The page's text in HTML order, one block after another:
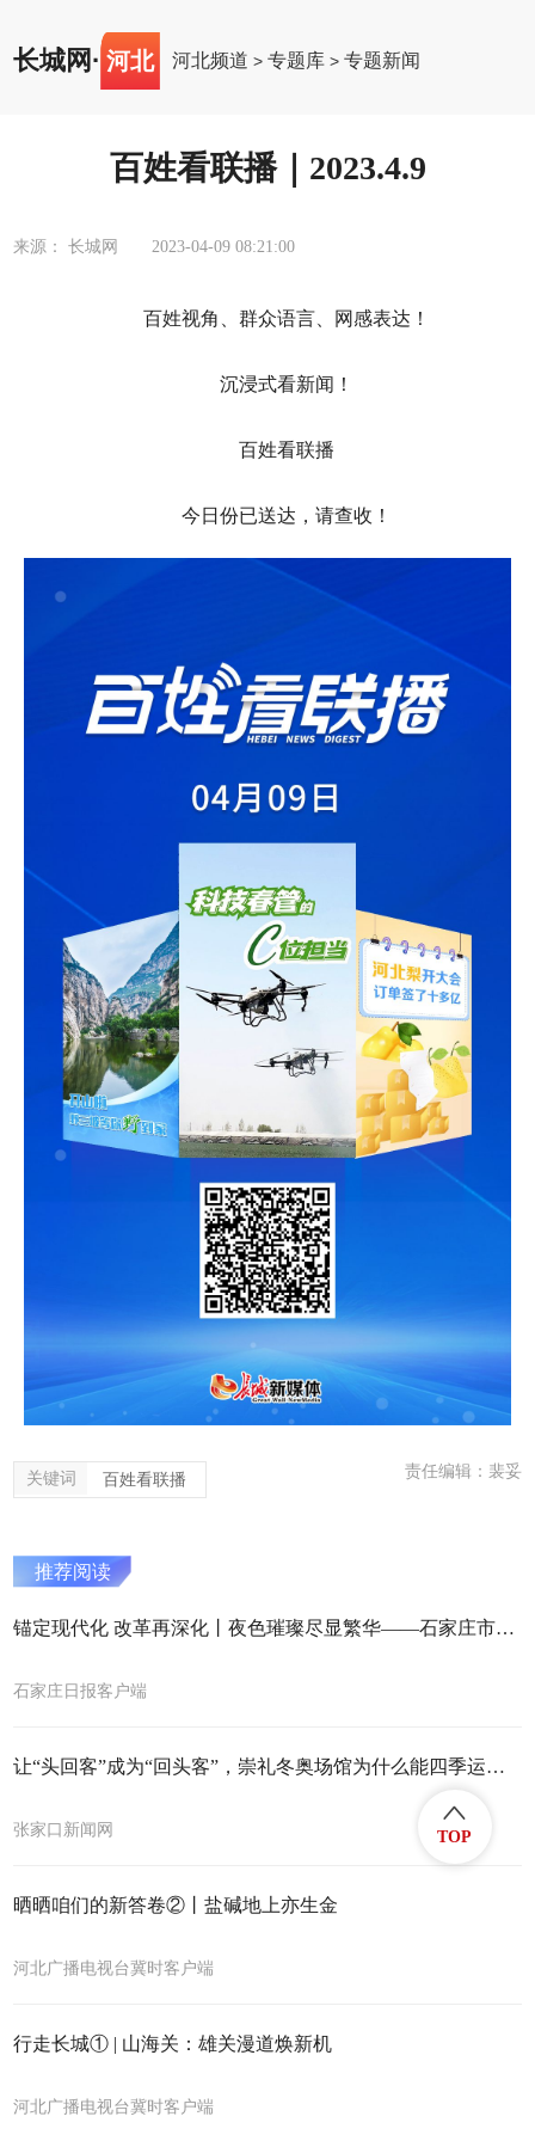
长城网 · 河北 河北频道 >专题库 >专题新闻
百姓看联播｜2023.4.9
来源： 长城网 2023-04-09 08:21:00
百姓视角、群众语言、网感表达！
沉浸式看新闻！
百姓看联播
今日份已送达，请查收！
关键词 百姓看联播 责任编辑：裴妥
推荐阅读
锚定现代化 改革再深化丨夜色璀璨尽显繁华——石家庄市夜经济积极打造消费新引擎
石家庄日报客户端
让“头回客”成为“回头客”，崇礼冬奥场馆为什么能四季运营？
张家口新闻网
晒晒咱们的新答卷②丨盐碱地上亦生金
河北广播电视台冀时客户端
行走长城① | 山海关：雄关漫道焕新机
河北广播电视台冀时客户端
TOP